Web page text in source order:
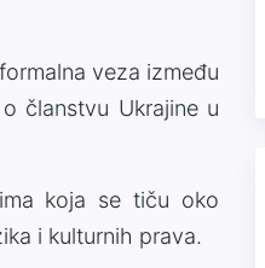
veza između
članstvu Ukrajine u
koja se tiču oko
i kulturnih prava.